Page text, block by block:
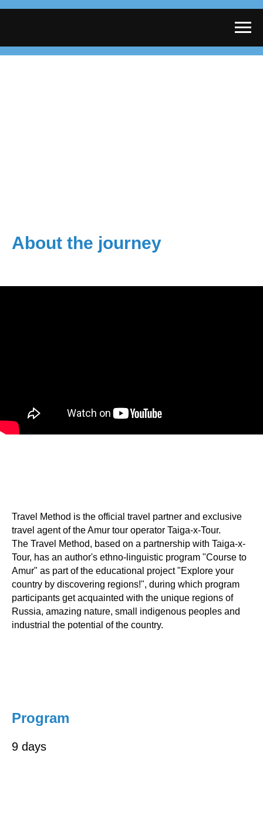
About the journey
Travel Method is the official travel partner and exclusive
travel agent of the Amur tour operator Taiga-x-Tour.
The Travel Method, based on a partnership with Taiga-x-
Tour, has an author's ethno-linguistic program "Course to
Amur" as part of the educational project "Explore your
country by discovering regions!", during which program
participants get acquainted with the unique regions of
Russia, amazing nature, small indigenous peoples and
industrial the potential of the country.
Program
9 days